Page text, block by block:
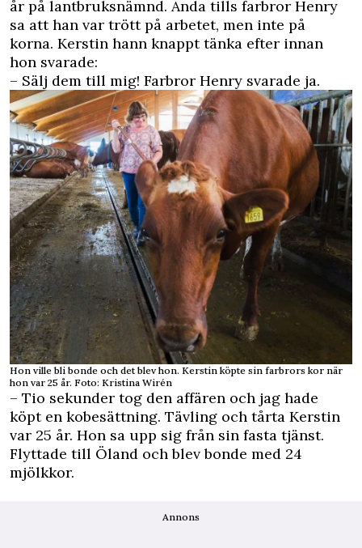
år på lantbruksnämnd. Ända tills farbror Henry
sa att han var trött på arbetet, men inte på
korna. Kerstin hann knappt tänka efter innan
hon svarade:
– Sälj dem till mig! Farbror Henry svarade ja.
Hon ville bli bonde och det blev hon. Kerstin köpte sin farbrors kor när
hon var 25 år. Foto: Kristina Wirén
– Tio sekunder tog den affären och jag hade
köpt en kobesättning. Tävling och tårta Kerstin
var 25 år. Hon sa upp sig från sin fasta tjänst.
Flyttade till Öland och blev bonde med 24
mjölkkor.
Annons